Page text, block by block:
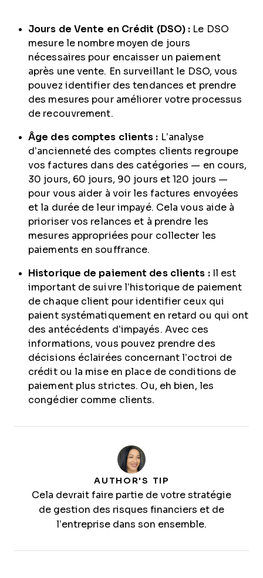
Jours de Vente en Crédit (DSO) : Le DSO
mesure le nombre moyen de jours
nécessaires pour encaisser un paiement
après une vente. En surveillant le DSO, vous
pouvez identifier des tendances et prendre
des mesures pour améliorer votre processus
de recouvrement.
Âge des comptes clients : L’analyse
d’ancienneté des comptes clients regroupe
vos factures dans des catégories — en cours,
30 jours, 60 jours, 90 jours et 120 jours —
pour vous aider à voir les factures envoyées
et la durée de leur impayé. Cela vous aide à
prioriser vos relances et à prendre les
mesures appropriées pour collecter les
paiements en souffrance.
Historique de paiement des clients :Il est
important de suivre l’historique de paiement
de chaque client pour identifier ceux qui
paient systématiquement en retard ou qui ont
des antécédents d’impayés. Avec ces
informations, vous pouvez prendre des
décisions éclairées concernant l’octroi de
crédit ou la mise en place de conditions de
paiement plus strictes. Ou, eh bien, les
congédier comme clients.
AUTHOR'S TIP
Cela devrait faire partie de votre stratégie
de gestion des risques financiers et de
l’entreprise dans son ensemble.